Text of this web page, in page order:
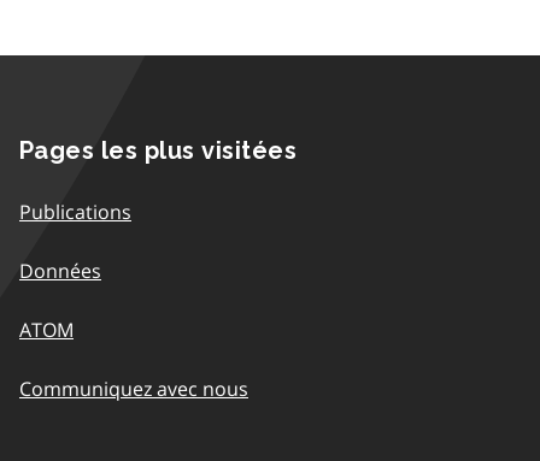
Pages les plus visitées
Publications
Données
ATOM
Communiquez avec nous